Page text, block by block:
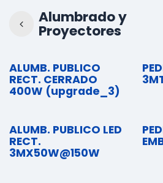
Alumbrado y
Proyectores
ALUMB. PUBLICO
RECT. CERRADO
400W (upgrade_3)
ALUMB. PUBLICO LED
RECT.
3MX50W@150W